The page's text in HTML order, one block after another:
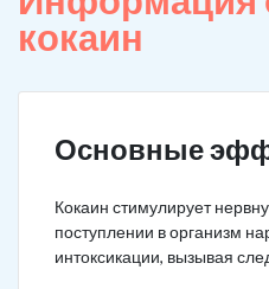
кокаин
Основные
Кокаин стимулирует
поступлении в организм
интоксикации, вызывая